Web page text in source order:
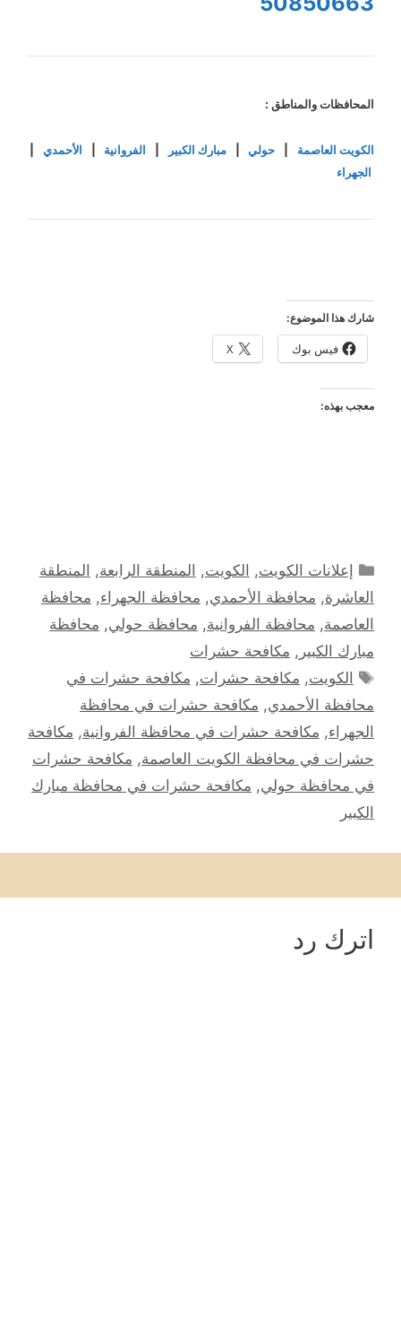
المحافظات والمناطق :
الكويت العاصمة حولي|مبارك الكبير الفروانية الأحمدي
الجهراء
شارك هذا الموضوع:
فيس بوك X
معجب بهذه:
التصنيفات
إعلانات الكويت, الكويت, المنطقة الرابعة, المنطقة
العاشرة, محافظة الأحمدي, محافظة الجهراء, محافظة
العاصمة, محافظة الفروانية, محافظة حولي, محافظة
مبارك الكبير , مكافحة حشرات
الوسوم
الكويت, مكافحة حشرات, مكافحة حشرات في
محافظة الأحمدي, مكافحة حشرات في محافظة
الجهراء, مكافحة حشرات في محافظة الفروانية, مكافحة
حشرات في محافظة الكويت العاصمة, مكافحة حشرات
في محافظة حولي, مكافحة حشرات في محافظة مبارك
الكبير
اترك رد